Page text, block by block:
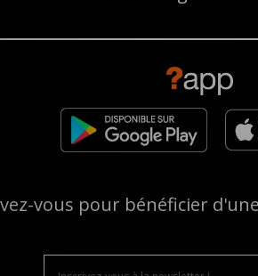
vous pour bénéficier